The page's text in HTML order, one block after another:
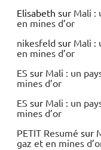
Elisabeth sur Mali :
en mines d’or
nikesfeld sur Mali :
en mines d’or
ES sur Mali : un
mines d’or
ES sur Mali : un
mines d’or
PETIT Resumé sur
gaz et en mines